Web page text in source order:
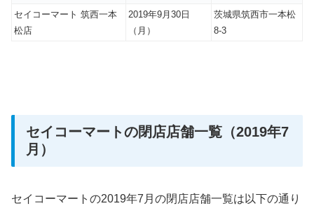
セイコーマート 筑西一本
松店
2019年9月30日
（月）
茨城県筑西市一本松
8-3
セイコーマートの閉店店舗一覧（2019年7
月）
セイコーマートの2019年7月の閉店店舗一覧は以下の通り